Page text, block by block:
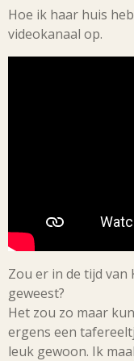
Hoe ik haar huis
videokanaal op.
Zou er in de tijd van
geweest?
Het zou zo maar
ergens een
leuk gewoon. Ik